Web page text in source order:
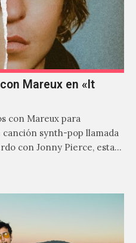
Mareux en «It
con Mareux para
synth-pop llamada
con Jonny Pierce, esta